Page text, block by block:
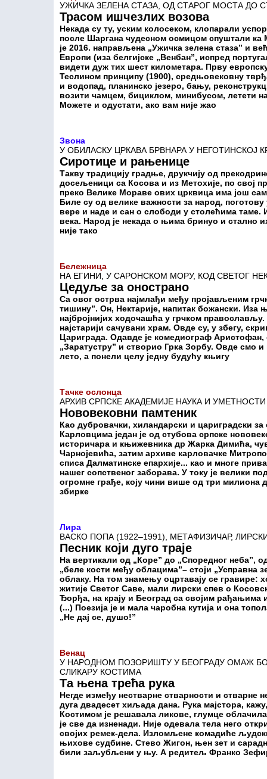
УЖИЧКА ЗЕЛЕНА СТАЗА, ОД СТАРОГ МОСТА ДО
Трасом ишчезлих возова
Некада су ту, уским колосеком, клопарали
после Шаргана чудесном осмицом спуштали ка
је 2016. направљена „Ужичка зелена стаза” и
Европи (иза белгијске „Венбан”, испред
видети дуж тих шест километара. Прву
Теслином принципу (1900), средњовековну
и водопад, планинско језеро, бању,
возити чамцем, бициклом, минибусом, летети
Можете и одустати, ако вам није жао
Звона
У ОБИЛАСКУ ЦРКАВА БРВНАРА У НЕГОТИНСКОЈ
Сиротице и рањенице
Такву традицију градње, друкчију од
досељеници са Косова и из Метохије, по свој
преко Велике Мораве ових црквица има још
Биле су од велике важности за народ,
вере и наде и сан о слободи у столећима таме.
века. Народ је некада о њима бринуо и стално
није тако
Бележница
НА ЕГИНИ, У САРОНСКОМ МОРУ, КОД СВЕТОГ
Цедуље за онострано
Са овог острва најмлађи међу пројављеним
тишину”. Он, Нектарије, напитак божански. Иза
најбројнијих ходочашћа у грчком
најстарији сачувани храм. Овде су, у збегу,
Цариграда. Одавде је комедиограф Аристофан,
„Заратустру” и створио Грка Зорбу. Овде смо и
лето, а понели целу једну будућу књигу
Тачке ослонца
АРХИВ СРПСКЕ АКАДЕМИЈЕ НАУКА И
Нововековни памтеник
Као дубровачки, хиландарски и цариградски
Карловцима један је од стубова српске
историчара и књижевника др Жарка Димића,
Чарнојевића, затим архиве карловачке
списа Далматинске епархије... као и многе
нашег сопственог заборава. У току је велики
огромне грађе, коју чини више од три милиона
збирке
Лира
ВАСКО ПОПА (1922–1991), МЕТАФИЗИЧАР,
Песник који дуго траје
На вертикали од „Коре” до „Споредног неба”,
„беле кости међу облацима”– стоји
облаку. На том знамењу оцртавају се гравире:
житије Светог Саве, мали лирски спев о
Ђорђа, на крају и Београд са својим
(...) Поезија је и мала чаробна кутија и она
„Не дај се, душо!”
Венац
У НАРОДНОМ ПОЗОРИШТУ У БЕОГРАДУ ОМАЖ
СЛИКАРУ КОСТИМА
Та њена трећа рука
Негде између нестварне стварности и стварне
дуга двадесет хиљада дана. Рука мајстора,
Костимом је решавала ликове, глумце
је све да изненади. Није одевала тела него
својих ремек-дела. Изломљене комадиће
њихове судбине. Стево Жигон, њен зет и
били заљубљени у њу. А редитељ Франко